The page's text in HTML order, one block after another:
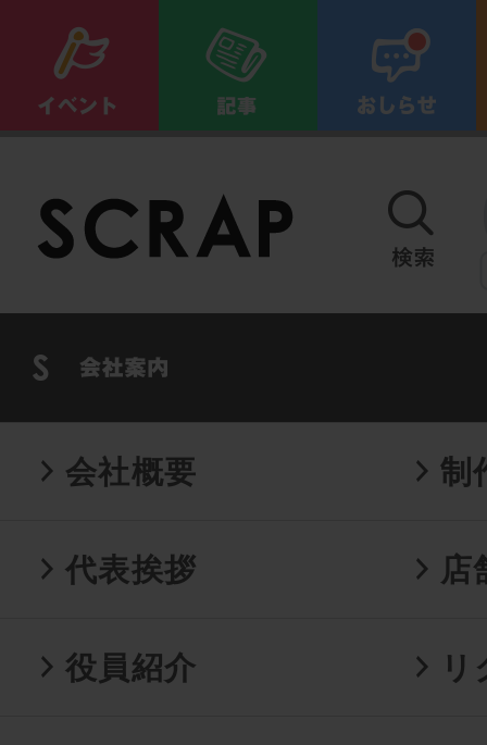
会社概要 制
代表挨拶 店
役員紹介